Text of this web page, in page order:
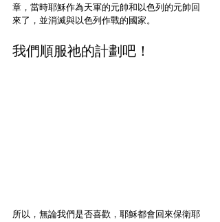
章，當時耶穌作為天軍的元帥和以色列的元帥回
來了，並消滅與以色列作戰的國家。
我們順服祂的計劃吧！
所以，無論我們是否喜歡，耶穌都會回來保衛耶